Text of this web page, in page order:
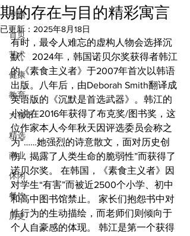
专题
首页
艺术
健康
教育
大都市
精选
商业
休闲
餐饮
历史
期的存在与目的精彩寓言
已更新： 2025年8月18日
有时，最令人难忘的虚构人物会选择沉
默。 2024年，韩国诺贝尔奖获得者韩江
的《素食主义者》于2007年首次以韩语
出版。八年后，由Deborah Smith翻译成
英语版的《沉默是首选武器》。韩江的
小说在2016年获得了布克奖/图书奖，这
位作家本人今年秋天因评选委员会称之
为“……她强烈的诗意散文，面对历史创
伤，揭露了人类生命的脆弱性”而获得了
诺贝尔奖。 在韩国，《素食主义者》因
对学生“有害”而被近2500个小学、初中
和高中图书馆禁止。 家长们抱怨书中对
性行为的生动描绘，而老师们则倾向于
个人自豪感的体现。 韩江是第一个获得